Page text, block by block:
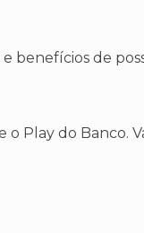
benefícios de
Play do Banco.